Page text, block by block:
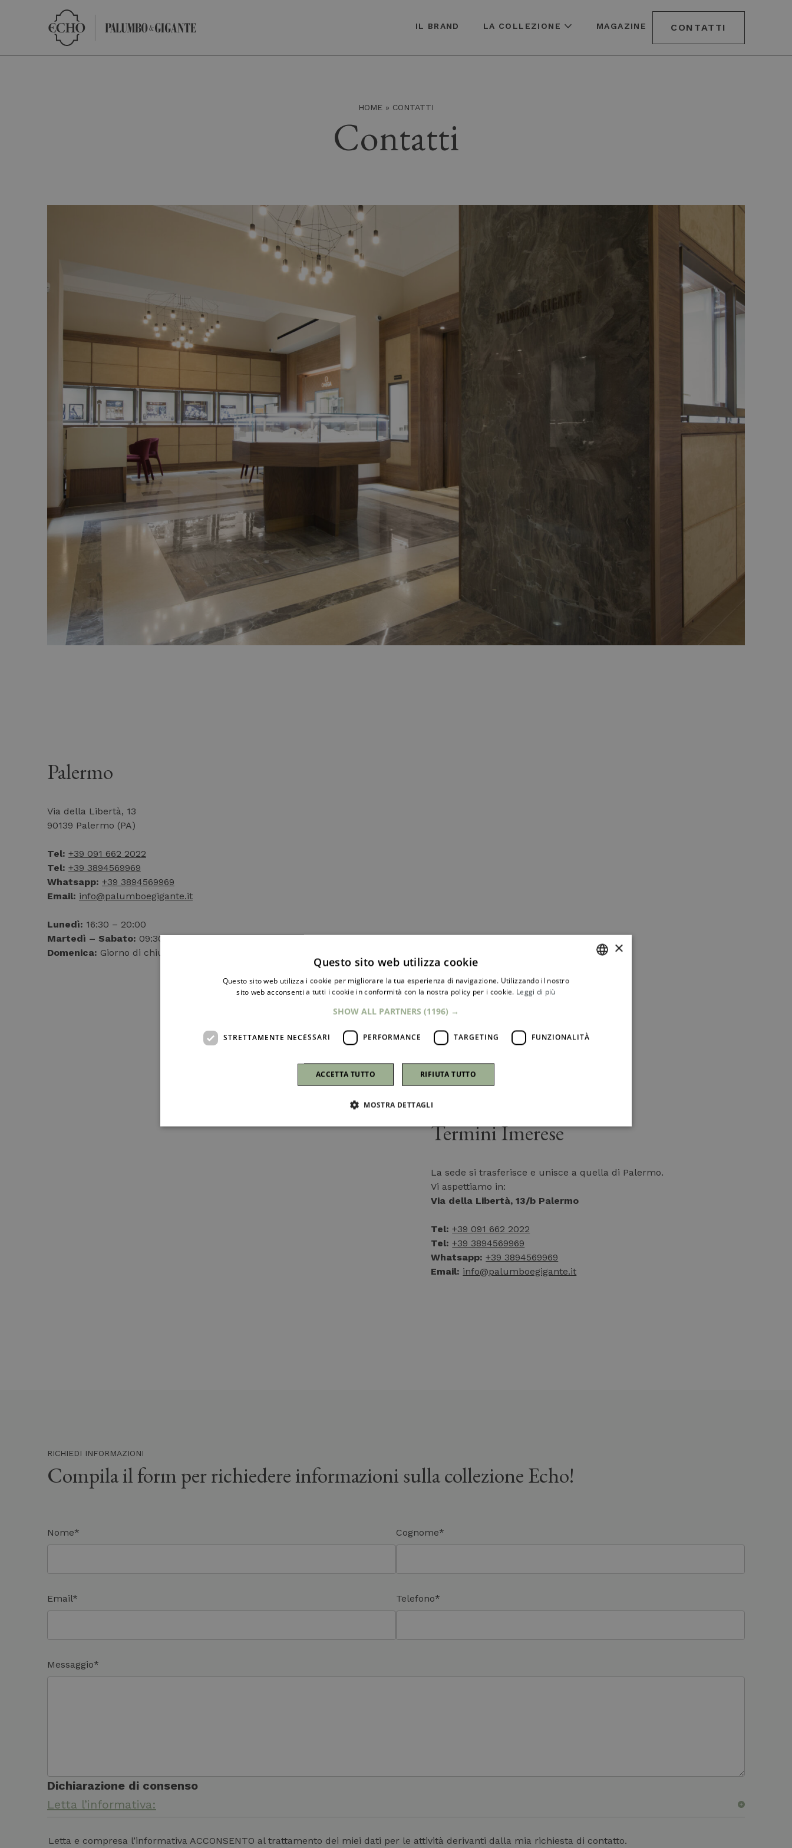
IL BRAND LA COLLEZIONE MAGAZINE CONTATTI
HOME » CONTATTI
Contatti
Palermo
Via della Libertà, 13
90139 Palermo (PA)
Tel: +39 091 662 2022
Tel: +39 3894569969
Whatsapp: +39 3894569969
Email: info@palumboegigante.it
Lunedì: 16:30 – 20:00
Martedì – Sabato: 09:30 – 13:00 / 16:30 – 20:00
Domenica: Giorno di chiusura
Termini Imerese
La sede si trasferisce e unisce a quella di Palermo.
Vi aspettiamo in:
Via della Libertà, 13/b Palermo
Tel: +39 091 662 2022
Tel: +39 3894569969
Whatsapp: +39 3894569969
Email: info@palumboegigante.it
RICHIEDI INFORMAZIONI
Compila il form per richiedere informazioni sulla collezione Echo!
Nome* Cognome*
Email* Telefono*
Messaggio*
*Campi obbligatori
Dichiarazione di consenso
Letta l’informativa:
Letta e compresa l’informativa ACCONSENTO al trattamento dei miei dati per le attività derivanti dalla mia richiesta di contatto.
×
Questo sito web utilizza cookie
Questo sito web utilizza i cookie per migliorare la tua esperienza di navigazione. Utilizzando il nostro
sito web acconsenti a tutti i cookie in conformità con la nostra policy per i cookie. Leggi di più
SHOW ALL PARTNERS (1196) →
STRETTAMENTE NECESSARI PERFORMANCE TARGETING FUNZIONALITÀ
ACCETTA TUTTO RIFIUTA TUTTO
MOSTRA DETTAGLI